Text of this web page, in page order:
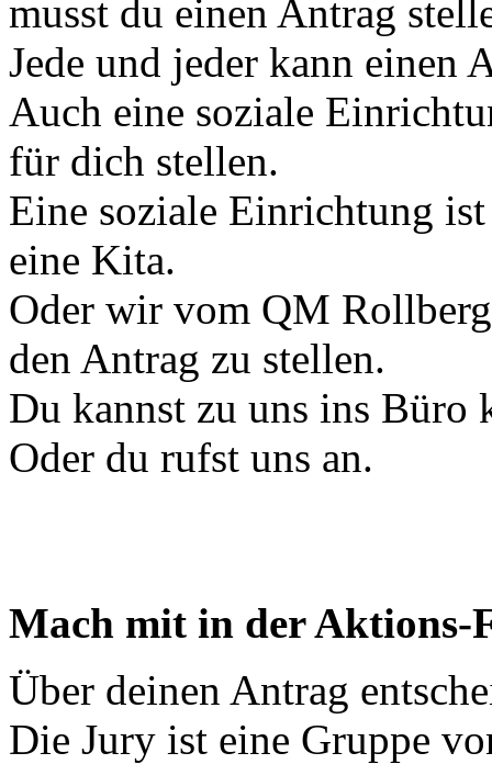
musst du einen Antrag
Jede und jeder kann einen
Auch eine soziale
für dich stellen.
Eine soziale Einrichtung
eine Kita.
Oder wir vom QM
den Antrag zu stellen.
Du kannst zu uns ins Büro
Oder du rufst uns an.
Mach mit in der Aktions-
Über deinen Antrag
Die Jury ist eine Gruppe